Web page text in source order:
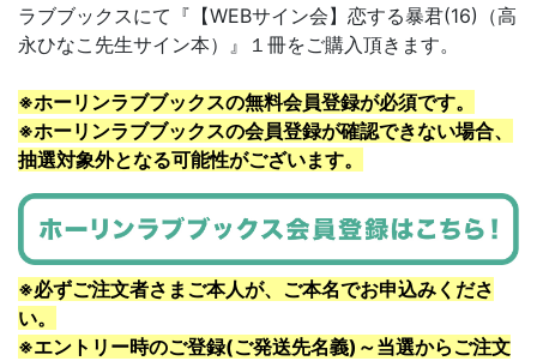
ラブブックスにて『【WEBサイン会】 恋する暴君(16) （高
永ひなこ先生サイン本）』１冊をご購入頂きます。
※ホーリンラブブックスの無料会員登録が必須です。
※ホーリンラブブックスの会員登録が確認できない場合、
抽選対象外となる可能性がございます。
※必ずご注文者さまご本人が、ご本名でお申込みくださ
い。
※エントリー時のご登録(ご発送先名義)～当選からご注文